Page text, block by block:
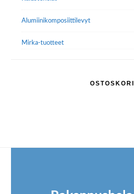
Alumiini­komposiitti­levyt
Mirka-tuotteet
OSTOSKORI